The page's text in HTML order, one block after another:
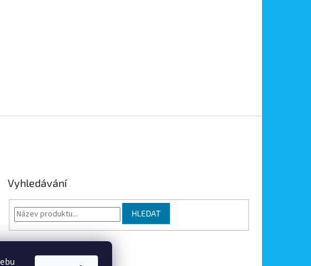
Vyhledávání
HLEDAT